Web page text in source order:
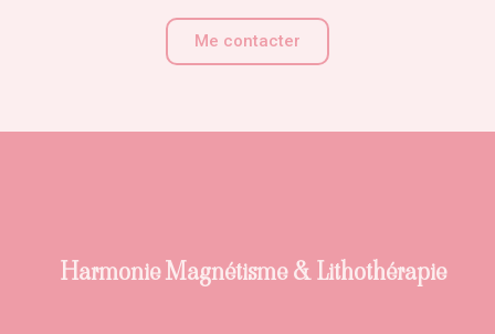
Me contacter
Harmonie Magnétisme & Lithothérapie